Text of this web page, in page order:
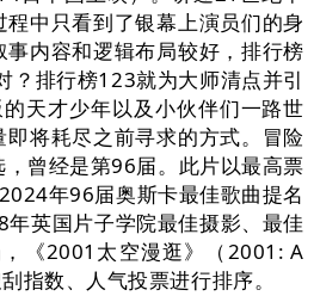
中只看到了银幕上演员们的身
内容和逻辑布局较好，排行榜
排行榜123就为大师清点并引
天才少年以及小伙伴们一路世
将耗尽之前寻求的方式。冒险
曾经是第96届。此片以最高票
年96届奥斯卡最佳歌曲提名
英国片子学院最佳摄影、最佳
《2001太空漫逛》（2001: A
指数、人气投票进行排序。